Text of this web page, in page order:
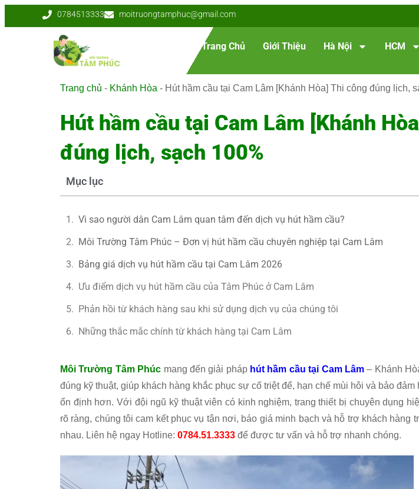
0784513333 moitruongtamphuc@gmail.com
Trang Chủ Giới Thiệu Hà Nội HCM
Trang chủ - Khánh Hòa - Hút hầm cầu tại Cam Lâm [Khánh Hòa] Thi công đúng lịch,
Hút hầm cầu tại Cam Lâm [Khánh
đúng lịch, sạch 100%
Mục lục
Vì sao người dân Cam Lâm quan tâm đến dịch vụ hút hầm cầu?
Môi Trường Tâm Phúc – Đơn vị hút hầm cầu chuyên nghiệp tại Cam Lâm
Bảng giá dịch vụ hút hầm cầu tại Cam Lâm 2026
Ưu điểm dịch vụ hút hầm cầu của Tâm Phúc ở Cam Lâm
Phản hồi từ khách hàng sau khi sử dụng dịch vụ của chúng tôi
Những thắc mắc chính từ khách hàng tại Cam Lâm
Môi Trường Tâm Phúc mang đến giải pháp hút hầm cầu tại Cam Lâm– Khánh
đúng kỹ thuật, giúp khách hàng khắc phục sự cố triệt để, hạn chế mùi hôi và bảo đảm
ổn định hơn. Với đội ngũ kỹ thuật viên có kinh nghiệm, trang thiết bị chuyên dụng
rõ ràng, chúng tôi cam kết phục vụ tận nơi, báo giá minh bạch và hỗ trợ khách hàng
nhau. Liên hệ ngay Hotline: 0784.51.3333 để được tư vấn và hỗ trợ nhanh chóng.